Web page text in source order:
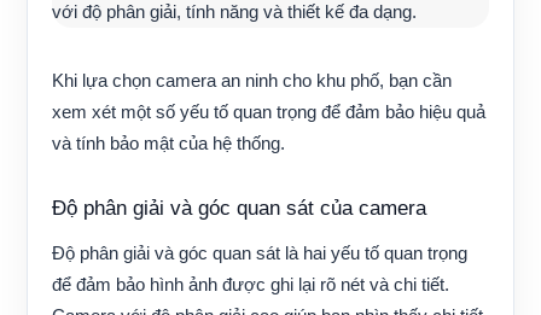
Khi lựa chọn camera an ninh cho khu phố, bạn cần
xem xét một số yếu tố quan trọng để đảm bảo hiệu quả
và tính bảo mật của hệ thống.
Độ phân giải và góc quan sát của camera
Độ phân giải và góc quan sát là hai yếu tố quan trọng
để đảm bảo hình ảnh được ghi lại rõ nét và chi tiết.